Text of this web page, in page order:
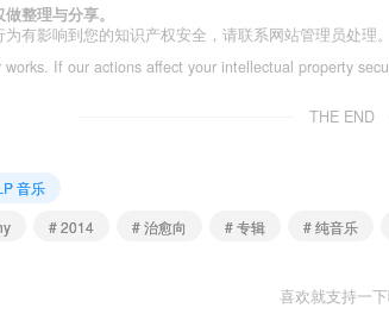
整理与分享。
有影响到您的知识产权安全，请联系网站管理员处理。
If our actions affect your intellectual property
THE END
音乐
# 2014 # 治愈向 # 专辑 # 纯音乐
喜欢就支持一